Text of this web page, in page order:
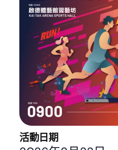
活動日期